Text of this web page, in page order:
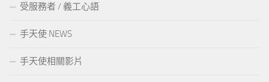
受服務者 / 義工心語
手天使 NEWS
手天使相關影片